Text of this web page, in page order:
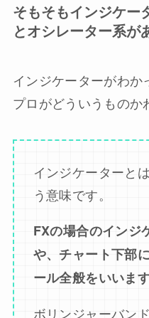
そもそもインジケー
とオシレーター系が
インジケーターがわか
プロがどういうものか
インジケーターと
う意味です。
FXの場合のインジ
や、チャート下部
ール全般をいいます
ボリンジャーバン